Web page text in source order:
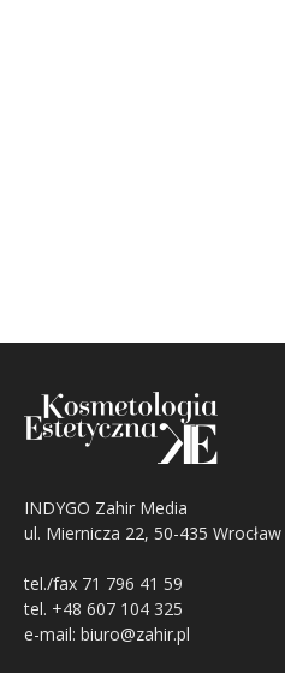
INDYGO Zahir Media
ul. Miernicza 22, 50-435 Wrocław
tel./fax 71 796 41 59
tel. +48 607 104 325
e-mail: biuro@zahir.pl